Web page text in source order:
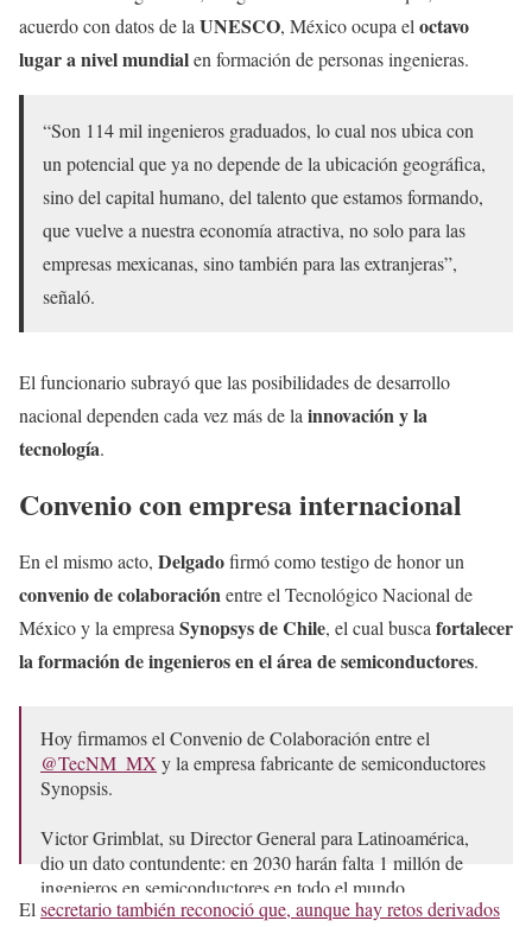
acuerdo con datos de la UNESCO, México ocupa el octavo
lugar a nivel mundialen formación de personas ingenieras.
“Son 114 mil ingenieros graduados, lo cual nos ubica con
un potencial que ya no depende de la ubicación geográfica,
sino del capital humano, del talento que estamos formando,
que vuelve a nuestra economía atractiva, no solo para las
empresas mexicanas, sino también para las extranjeras”,
señaló.
El funcionario subrayó que las posibilidades de desarrollo
nacional dependen cada vez más de la innovación y la
tecnología.
Convenio con empresa internacional
En el mismo acto, Delgadofirmó como testigo de honor un
convenio de colaboraciónentre el Tecnológico Nacional de
México y la empresaSynopsys de Chile, el cual buscafortalecer
la formación de ingenieros en el área de semiconductores.
Hoy firmamos el Convenio de Colaboración entre el
@TecNM_MX y la empresa fabricante de semiconductores
Synopsis.
Victor Grimblat, su Director General para Latinoamérica,
dio un dato contundente: en 2030 harán falta 1 millón de
ingenieros en semiconductores en todo el mundo.…
pic.twitter.com/WyQYbrB6zE
Elsecretario también reconoció que, aunque hay retos derivados